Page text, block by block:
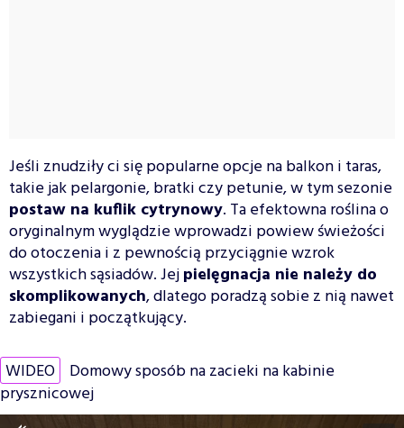
Jeśli znudziły ci się popularne opcje na balkon i taras,
takie jak pelargonie, bratki czy petunie, w tym sezonie
postaw na kuflik cytrynowy. Ta efektowna roślina o
oryginalnym wyglądzie wprowadzi powiew świeżości
do otoczenia i z pewnością przyciągnie wzrok
wszystkich sąsiadów. Jejpielęgnacja nie należy do
skomplikowanych, dlatego poradzą sobie z nią nawet
zabiegani i początkujący.
WIDEO Domowy sposób na zacieki na kabinie
prysznicowej